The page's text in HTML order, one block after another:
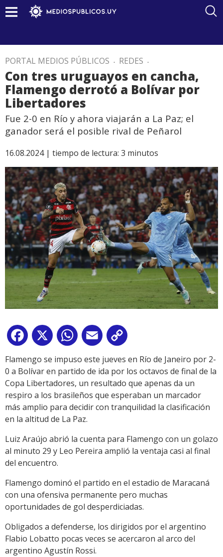
PORTAL MEDIOS PÚBLICOS . REDES .
Con tres uruguayos en cancha,
Flamengo derrotó a Bolívar por
Libertadores
Fue 2-0 en Río y ahora viajarán a La Paz; el
ganador será el posible rival de Peñarol
16.08.2024 | tiempo de lectura: 3 minutos
Facebook
X WhatsApp
Email
Link
Flamengo se impuso este jueves en Río de Janeiro por 2-
0 a Bolívar en partido de ida por los octavos de final de la
Copa Libertadores, un resultado que apenas da un
respiro a los brasileños que esperaban un marcador
más amplio para decidir con tranquilidad la clasificación
en la altitud de La Paz.
Luiz Araújo abrió la cuenta para Flamengo con un golazo
al minuto 29 y Leo Pereira amplió la ventaja casi al final
del encuentro.
Flamengo dominó el partido en el estadio de Maracaná
con una ofensiva permanente pero muchas
oportunidades de gol desperdiciadas.
Obligados a defenderse, los dirigidos por el argentino
Flabio Lobatto pocas veces se acercaron al arco del
argentino Agustín Rossi.